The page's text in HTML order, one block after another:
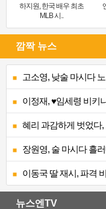
하지원, 한국 배우 최초
MLB 시..
깜짝 뉴스
고소영, 낮술 마시다
이정재, ♥임세령 비키
혜리 과감하게 벗었다,
장원영, 술 마시다 흘
이동국 딸 재시, 파격
뉴스엔TV